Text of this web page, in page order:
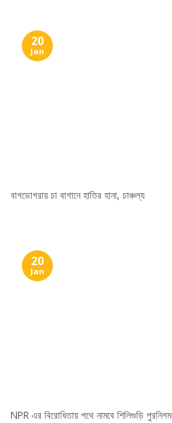
বাগডোগরায় চা বাগানে হাতির হানা, চাঞ্চল্য
20
Jan
NPR এর বিরোধিতায় পথে নামবে শিলিগুড়ি পুরনিগম
20
Jan